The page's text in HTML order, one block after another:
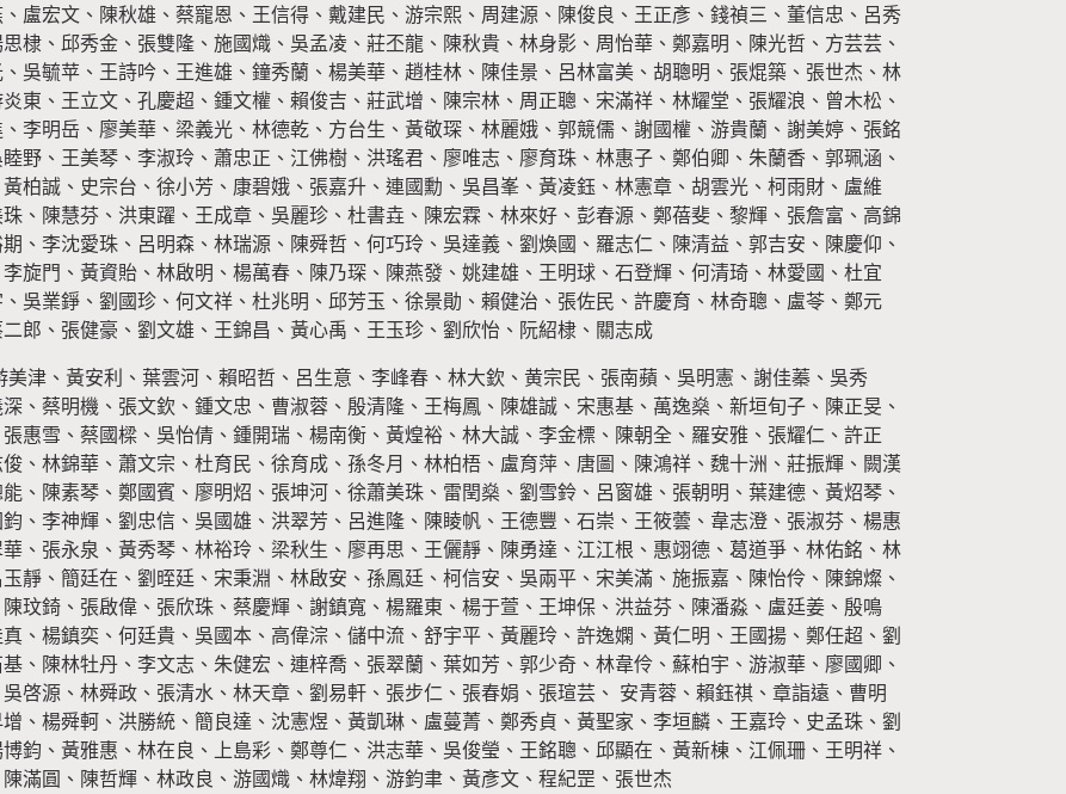
盧宏文、陳秋雄、蔡寵恩、王信得、戴建民、游宗熙、周建源、陳俊良、王正彥、錢禎三、董信忠、呂秀
棣、邱秀金、張雙隆、施國熾、吳孟凌、莊丕龍、陳秋貴、林身影、周怡華、鄭嘉明、陳光哲、方芸芸、
吳毓苹、王詩吟、王進雄、鐘秀蘭、楊美華、趙桂林、陳佳景、呂林富美、胡聰明、張焜築、張世杰、林
東、王立文、孔慶超、鍾文權、賴俊吉、莊武增、陳宗林、周正聰、宋滿祥、林耀堂、張耀浪、曾木松、
李明岳、廖美華、梁義光、林德乾、方台生、黃敬琛、林麗娥、郭競儒、謝國權、游貴蘭、謝美婷、張銘
野、王美琴、李淑玲、蕭忠正、江佛樹、洪瑤君、廖唯志、廖育珠、林惠子、鄭伯卿、朱蘭香、郭珮涵、
柏誠、史宗台、徐小芳、康碧娥、張嘉升、連國勳、吳昌峯、黃凌鈺、林憲章、胡雲光、柯雨財、盧維
、陳慧芬、洪東躍、王成章、吳麗珍、杜書垚、陳宏霖、林來好、彭春源、鄭蓓斐、黎輝、張詹富、高錦
、李沈愛珠、呂明森、林瑞源、陳舜哲、何巧玲、吳達義、劉煥國、羅志仁、陳清益、郭吉安、陳慶仰、
旋門、黃資貽、林啟明、楊萬春、陳乃琛、陳燕發、姚建雄、王明球、石登輝、何清琦、林愛國、杜宜
吳業錚、劉國珍、何文祥、杜兆明、邱芳玉、徐景勛、賴健治、張佐民、許慶育、林奇聰、盧苓、鄭元
郎、張健豪、劉文雄、王錦昌、黃心禹、王玉珍、劉欣怡、阮紹棣、關志成
津、黃安利、葉雲河、賴昭哲、呂生意、李峰春、林大欽、黄宗民、張南蘋、吳明憲、謝佳蓁、吳秀
、蔡明機、張文欽、鍾文忠、曹淑蓉、殷清隆、王梅鳳、陳雄誠、宋惠基、萬逸燊、新垣旬子、陳正旻、
惠雪、蔡國樑、吳怡倩、鍾開瑞、楊南衡、黃煌裕、林大誠、李金標、陳朝全、羅安雅、張耀仁、許正
、林錦華、蕭文宗、杜育民、徐育成、孫冬月、林柏梧、盧育萍、唐圖、陳鴻祥、魏十洲、莊振輝、闕漢
、陳素琴、鄭國賓、廖明炤、張坤河、徐蕭美珠、雷閏燊、劉雪鈴、呂窗雄、張朝明、葉建德、黃炤琴、
、李神輝、劉忠信、吳國雄、洪翠芳、呂進隆、陳睖帆、王德豐、石崇、王筱蕓、韋志澄、張淑芬、楊惠
、張永泉、黃秀琴、林裕玲、梁秋生、廖再思、王儷靜、陳勇達、江江根、惠翊德、葛道爭、林佑銘、林
靜、簡廷在、劉晊廷、宋秉淵、林啟安、孫鳳廷、柯信安、吳兩平、宋美滿、施振嘉、陳怡伶、陳錦燦、
玟錡、張啟偉、張欣珠、蔡慶輝、謝鎮寬、楊羅東、楊于萱、王坤保、洪益芬、陳潘淼、盧廷姜、殷鳴
、楊鎮奕、何廷貴、吳國本、高偉淙、儲中流、舒宇平、黃麗玲、許逸嫻、黃仁明、王國揚、鄭任超、劉
、陳林牡丹、李文志、朱健宏、連梓喬、張翠蘭、葉如芳、郭少奇、林韋伶、蘇柏宇、游淑華、廖國卿、
啓源、林舜政、張清水、林天章、劉易軒、張步仁、張春娟、張瑄芸、 安青蓉、賴鈺祺、章詣遠、曹明
、楊舜軻、洪勝統、簡良達、沈憲煜、黃凱琳、盧蔓菁、鄭秀貞、黃聖家、李垣麟、王嘉玲、史孟珠、劉
鈞、黃雅惠、林在良、上島彩、鄭尊仁、洪志華、吳俊瑩、王銘聰、邱顯在、黃新棟、江佩珊、王明祥、
滿圓、陳哲輝、林政良、游國熾、林煒翔、游鈞聿、黃彥文、程紀罡、張世杰